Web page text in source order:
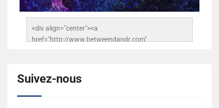
<div align="center"><a
href="http://www.betweendandr.com"
503716673157532-2788222864243652657-n.jpg"
alt="Between D&R" style="border:none;" /></a>
</div>
Suivez-nous